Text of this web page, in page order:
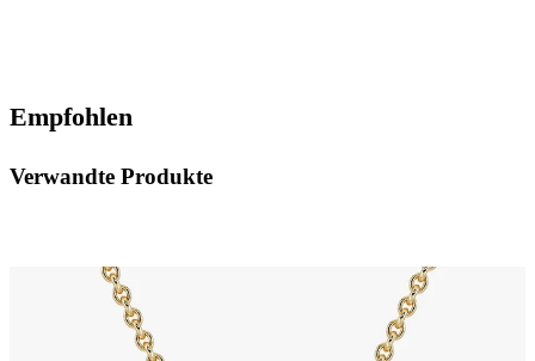
Empfohlen
Verwandte Produkte